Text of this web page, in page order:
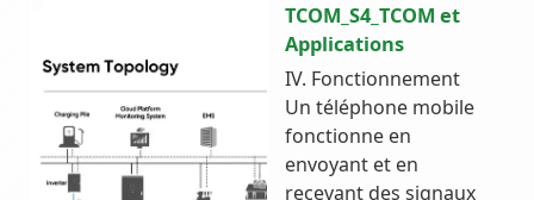
TCOM_S4_TCOM et
Applications
IV. Fonctionnement
Un téléphone mobile
fonctionne en
envoyant et en
recevant des signaux